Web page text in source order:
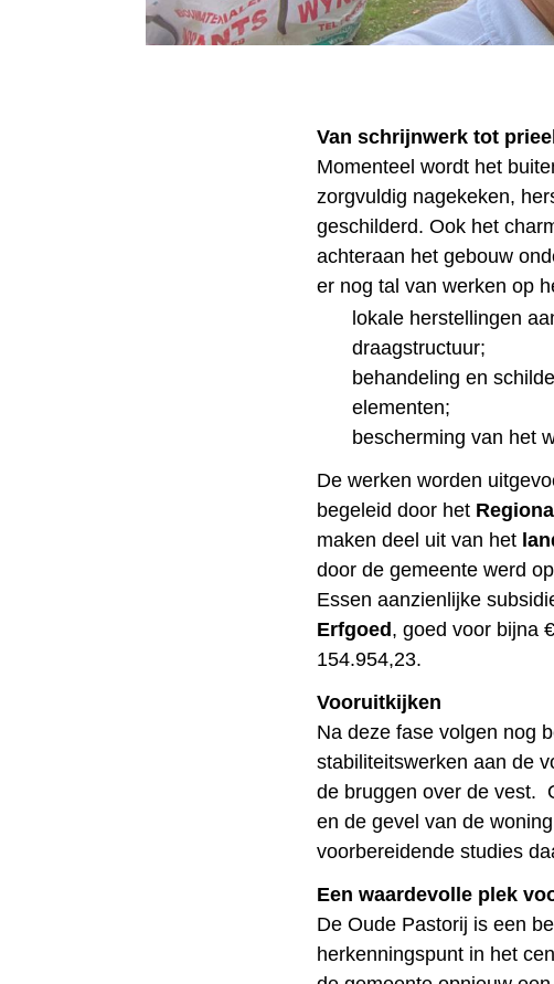
Van schrijnwerk tot
Momenteel wordt het
zorgvuldig nagekeken,
geschilderd. Ook het
achteraan het gebouw
er nog tal van werken op
lokale herstellingen
draagstructuur;
behandeling en
elementen;
bescherming van het
De werken worden
begeleid door het
maken deel uit van het
door de gemeente werd
Essen aanzienlijke
Erfgoed , goed voor bijna
154.954,23.
Vooruitkijken
Na deze fase volgen nog
stabiliteitswerken aan de
de bruggen over de vest.
en de gevel van de
voorbereidende studies
Een waardevolle plek
De Oude Pastorij is een
herkenningspunt in het